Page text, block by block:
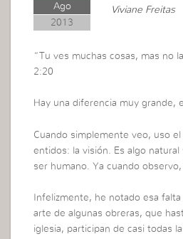
Ago
2013
Viviane Freitas
“Tu ves muchas cosas, mas no
2:20
Hay una diferencia muy grande,
Cuando simplemente veo, uso
entidos: la visión. Es algo
ser humano. Ya cuando
Infelizmente, he notado esa
arte de algunas obreras, que
iglesia, participan de casi todas